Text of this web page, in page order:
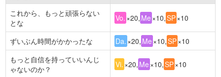
これから、もっと頑張らない
とな
Vo. ×20, Me ×10,SP×10
ずいぶん時間がかかったな Da. ×20, Me ×10,SP×10
もっと自信を持っていいんじ
ゃないのか？
Vi. ×20, Me ×10,SP×10